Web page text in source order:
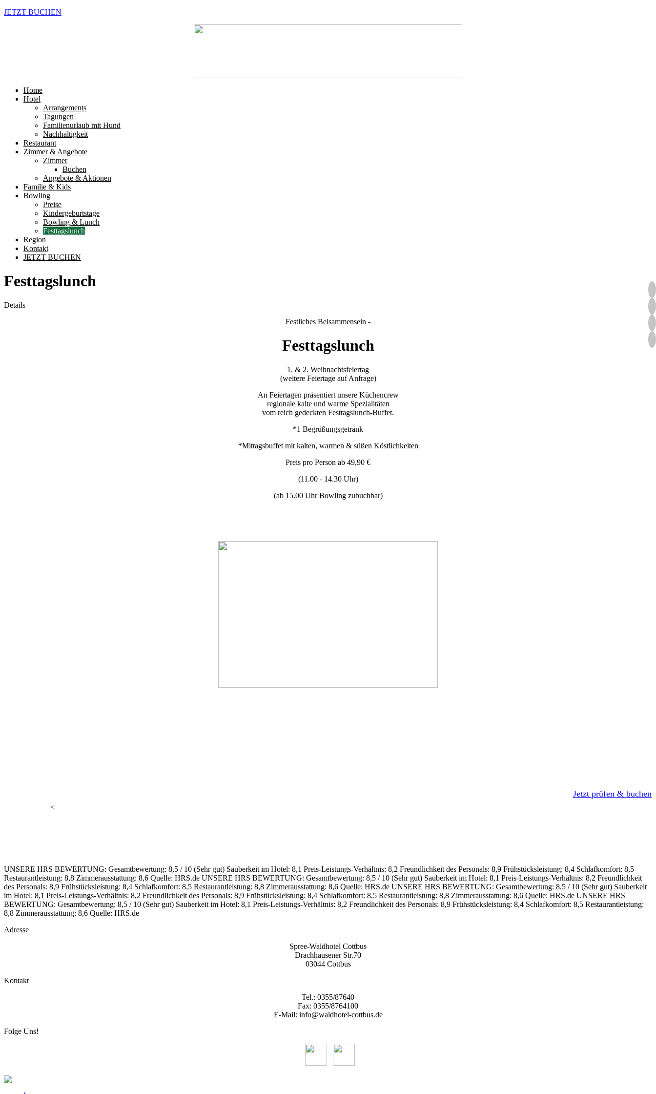
JETZT BUCHEN
Home
Hotel
Arrangements
Tagungen
Familienurlaub mit Hund
Nachhaltigkeit
Restaurant
Zimmer & Angebote
Zimmer
Buchen
Angebote & Aktionen
Familie & Kids
Bowling
Preise
Kindergeburtstage
Bowling & Lunch
Festtagslunch
Region
Kontakt
JETZT BUCHEN
Festtagslunch
Details
Festliches Beisammensein -
Festtagslunch
1. & 2. Weihnachtsfeiertag
(weitere Feiertage auf Anfrage)
An Feiertagen präsentiert unsere Küchencrew
regionale kalte und warme Spezialitäten
vom reich gedeckten Festtagslunch-Buffet.
*1 Begrüßungsgetränk
*Mittagsbuffet mit kalten, warmen & süßen Köstlichkeiten
Preis pro Person ab 49,90 €
(11.00 - 14.30 Uhr)
(ab 15.00 Uhr Bowling zubuchbar)
<
Jetzt prüfen & buchen
UNSERE HRS BEWERTUNG: Gesamtbewertung: 8,5 / 10 (Sehr gut) Sauberkeit im Hotel: 8,1 Preis-Leistungs-Verhältnis: 8,2 Freundlichkeit des Personals: 8,9 Frühstücksleistung: 8,4 Schlafkomfort: 8,5
Restaurantleistung: 8,8 Zimmerausstattung: 8,6 Quelle: HRS.de UNSERE HRS BEWERTUNG: Gesamtbewertung: 8,5 / 10 (Sehr gut) Sauberkeit im Hotel: 8,1 Preis-Leistungs-Verhältnis: 8,2 Freundlichkeit
des Personals: 8,9 Frühstücksleistung: 8,4 Schlafkomfort: 8,5 Restaurantleistung: 8,8 Zimmerausstattung: 8,6 Quelle: HRS.de UNSERE HRS BEWERTUNG: Gesamtbewertung: 8,5 / 10 (Sehr gut) Sauberkeit
im Hotel: 8,1 Preis-Leistungs-Verhältnis: 8,2 Freundlichkeit des Personals: 8,9 Frühstücksleistung: 8,4 Schlafkomfort: 8,5 Restaurantleistung: 8,8 Zimmerausstattung: 8,6 Quelle: HRS.de UNSERE HRS
BEWERTUNG: Gesamtbewertung: 8,5 / 10 (Sehr gut) Sauberkeit im Hotel: 8,1 Preis-Leistungs-Verhältnis: 8,2 Freundlichkeit des Personals: 8,9 Frühstücksleistung: 8,4 Schlafkomfort: 8,5 Restaurantleistung:
8,8 Zimmerausstattung: 8,6 Quelle: HRS.de
Adresse
Spree-Waldhotel Cottbus
Drachhausener Str.70
03044 Cottbus
Kontakt
Tel.: 0355/87640
Fax: 0355/8764100
E-Mail: info@waldhotel-cottbus.de
Folge Uns!